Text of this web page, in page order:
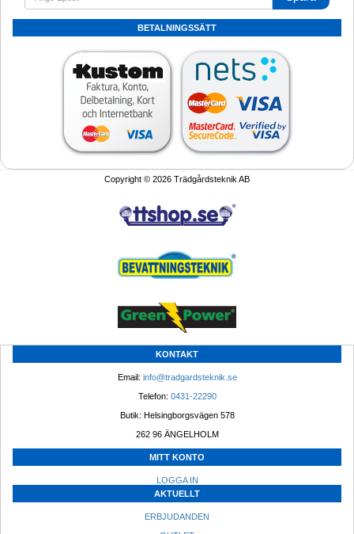
BETALNINGSSÄTT
Copyright © 2026 Trädgårdsteknik AB
KONTAKT
Email: info@tradgardsteknik.se
Telefon: 0431-22290
Butik: Helsingborgsvägen 578
262 96 ÄNGELHOLM
MITT KONTO
LOGGA IN
AKTUELLT
ERBJUDANDEN